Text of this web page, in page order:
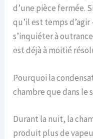
d’une pièce fermée.
qu’il est temps d’agir
s’inquiéter à
est déjà à moitié
Pourquoi la
chambre que dans le
Durant la nuit, la
produit plus de